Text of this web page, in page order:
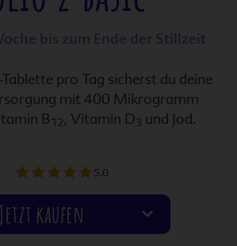
bis zum Ende der Stillzeit
pro Tag sicherst du deine
mit 400 Mikrogramm
B12, Vitamin D3 und Jod.
von
5
von
5
von
5
von
5
5.0von
Jetzt kaufen